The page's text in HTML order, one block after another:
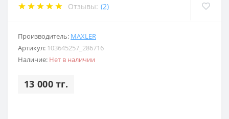
Отзывы: (2)
Производитель: MAXLER
Артикул: 103645257_286716
Наличие: Нет в наличии
13 000 тг.